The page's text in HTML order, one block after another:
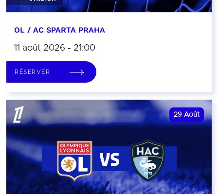
OL / AC SPARTA PRAHA
11 août 2026 - 21:00
RÉSERVER
29 Août